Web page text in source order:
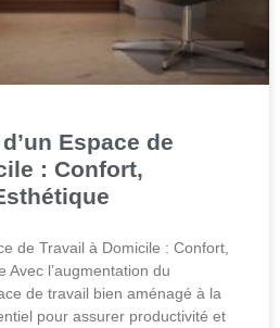
Espace de
: Confort,
de Travail à Domicile : Confort,
Avec l’augmentation du
de travail bien aménagé à la
pour assurer productivité et